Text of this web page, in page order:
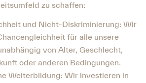
zu schaffen:
und Nicht-Diskriminierung: Wir
für alle unsere
von Alter, Geschlecht,
oder anderen Bedingungen.
Weiterbildung: Wir investieren in